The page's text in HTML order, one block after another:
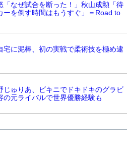
「なぜ試合を断った！」秋山成勲「待
ーを倒す時間はもうすぐ」＝Road to
宅に泥棒、初の実戦で柔術技を極め逮
じゅりあ、ビキニでドキドキのグラビ
の元ライバルで世界優勝経験も